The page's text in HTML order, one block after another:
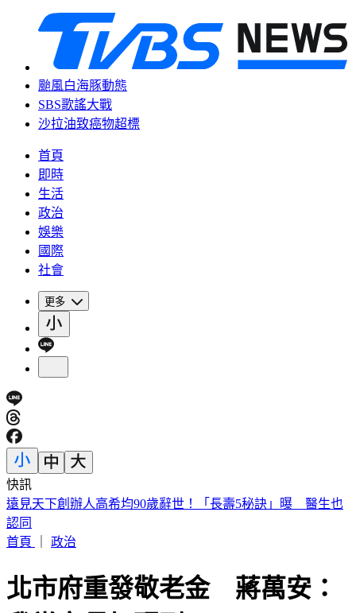
颱風白海豚動態
SBS歌謠大戰
沙拉油致癌物超標
首頁
即時
生活
政治
娛樂
國際
社會
更多
快訊
美股開盤／聯準會升息疑慮意外減緩！標普、那指「雙開高」
首頁
北市府重發敬老金 蔣萬安：
我當市長加碼到1500